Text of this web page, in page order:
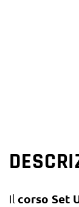
Il corso Set